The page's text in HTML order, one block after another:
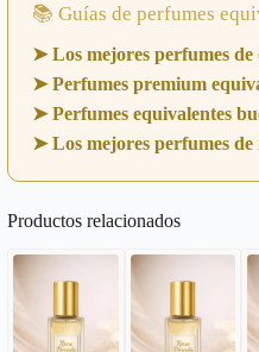
📚 Guías de perfumes
➤ Los mejores perfumes de
➤ Perfumes premium
➤ Perfumes equivalentes
➤ Los mejores perfumes
Productos relacionados